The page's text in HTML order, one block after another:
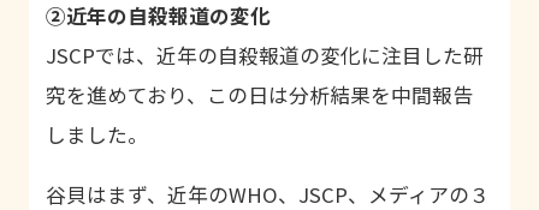
②近年の自殺報道の変化
JSCPでは、近年の自殺報道の変化に注目した研
究を進めており、この日は分析結果を中間報告
しました。
谷貝はまず、近年のWHO、 JSCP、メディアの３